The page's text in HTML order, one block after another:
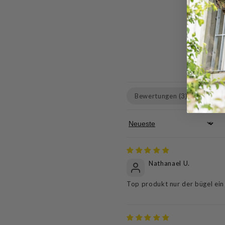
Bewertungen (3) Fragen
Sort by
Nathanael U.
Top produkt nur der bügel